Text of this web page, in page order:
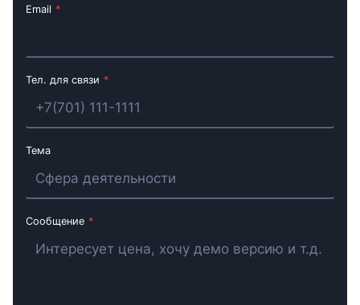
Email *
Тел. для связи *
Тема
Сообщение *